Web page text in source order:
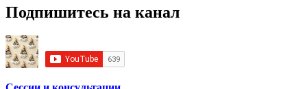
Подпишитесь на канал